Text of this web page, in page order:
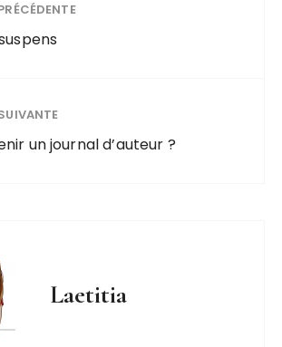
un journal d’auteur ?
Laetitia